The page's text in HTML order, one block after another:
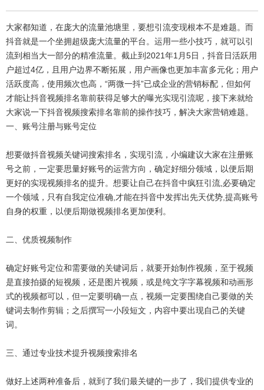
大家都知道，在庞大的流量池塘里，要想引流变现根本不是难题。而
抖音就是一个坐拥超级庞大流量的平台。运用一些小技巧，就可以引
流到相当大一部分的精准流量。截止到2021年1月5日，抖音日活跃用
户超过4亿，且用户边界不断拓展，用户画像也更加丰富多元化；用户
活跃度高，使用频次也高，“两微一抖”已成企业的营销标配，但如何
才能让抖音视频排名靠前获得足够大的曝光实现引流呢，接下来就给
大家说一下抖音视频搜索排名靠前的操作技巧，解决大家营销难题。
一、账号注册与账号定位
想要做抖音视频关键词搜索排名，实现引流，小编建议大家在注册账
号之前，一定要思量好账号的运营方向，确定好细分领域，以便后期
更好的实现视频排名的提升。想要让自己在抖音中疯狂引流,必要确定
一个领域，只有自我定位准确,才能在抖音中发挥出先天优势,提高账号
自身的权重，以便后期做视频排名更加便利。
二、优质视频制作
确定好账号定位和需要做的关键词后，就要开始制作视频，至于视频
是直接拍摄的短视频，还是图片视频，或是纯文字字幕视频和动画形
式的视频都可以，但一定要明确一点，视频一定要围绕自己要做的关
键词去制作剪辑；之后撰写一小段短文，内容中要出现自己的关键
词。
三、通过专业技术提升视频搜索排名
做好上述两种准备后，就到了我们最关键的一步了，我们提供专业的